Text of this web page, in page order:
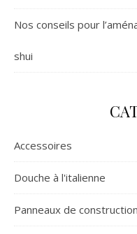
Nos conseils pour
shui
Accessoires
Douche à l'italienne
Panneaux de construction